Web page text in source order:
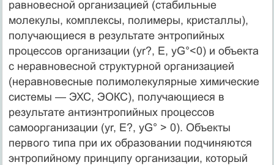
равновесной организацией (стабильные
молекулы, комплексы, полимеры, кристаллы),
получающиеся в результате энтропийных
процессов организации (yr?, E­, yG°<0) и объекта
с неравновесной структурной организацией
(неравновесные полимолекулярные химические
системы — ЭХС, ЭОКС), получающиеся в
результате антиэнтропийных процессов
самоорганизации (yr­, E?, yG° > 0). Объекты
первого типа при их образовании подчиняются
энтропийному принципу организации, который